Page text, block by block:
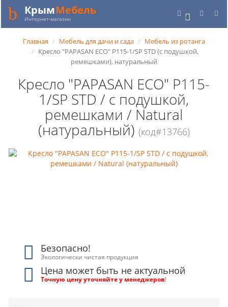
0
КрымМебель
Интернет-магазин
Главная Мебель для дачи и сада
Мебель из ротанга
Кресло "PAPASAN ECO" P115-1/SP STD (c подушкой,
ремешками), натуральный
Кресло "PAPASAN ECO" P115-
1/SP STD / c подушкой,
ремешками / Natural
(натуральный) (код#13766)
Безопасно!
Экологически чистая продукция
Цена может быть не актуальной
Точную цену уточняйте у менеджеров!